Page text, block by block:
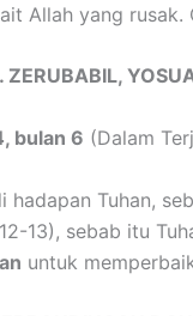
Allah yang rusak.
ZERUBABIL,
bulan 6 (Dalam
hadapan Tuhan,
13), sebab itu
untuk